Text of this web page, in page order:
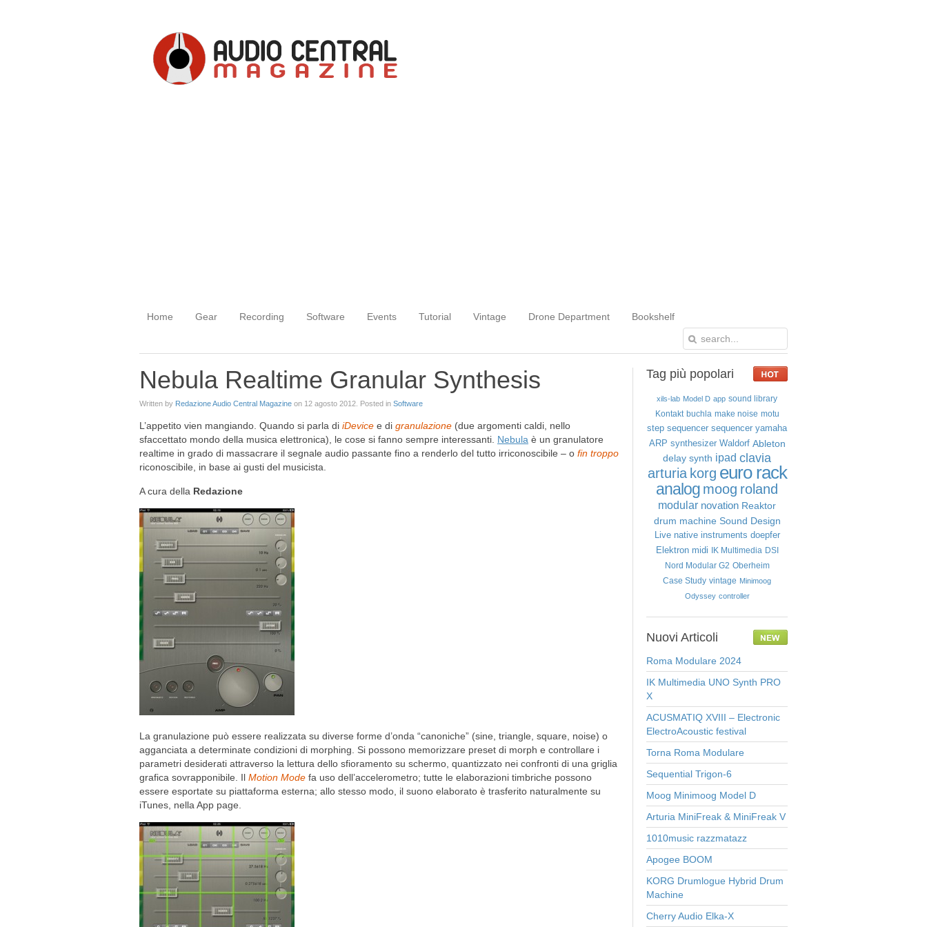
Home Gear Recording Software Events Tutorial Vintage Drone Department Bookshelf
Nebula Realtime Granular Synthesis
Written by Redazione Audio Central Magazine on 12 agosto 2012 . Posted in Software
L’appetito vien mangiando. Quando si parla di iDevice e di granulazione (due argomenti caldi, nello
sfaccettato mondo della musica elettronica), le cose si fanno sempre interessanti. Nebula è un granulatore
realtime in grado di massacrare il segnale audio passante fino a renderlo del tutto irriconoscibile – o fin troppo
riconoscibile, in base ai gusti del musicista.
A cura della Redazione
La granulazione può essere realizzata su diverse forme d’onda “canoniche” (sine, triangle, square, noise) o
agganciata a determinate condizioni di morphing. Si possono memorizzare preset di morph e controllare i
parametri desiderati attraverso la lettura dello sfioramento su schermo, quantizzato nei confronti di una griglia
grafica sovrapponibile. Il Motion Mode fa uso dell’accelerometro; tutte le elaborazioni timbriche possono
essere esportate su piattaforma esterna; allo stesso modo, il suono elaborato è trasferito naturalmente su
iTunes, nella App page.
Tag più popolari
xils-lab Model D app sound library
Kontakt buchla make noise motu
step sequencer sequencer yamaha
ARP synthesizer Waldorf Ableton
delay synth ipad clavia
arturia korg euro rack
analog moog roland
modular novation Reaktor
drum machine Sound Design
Live native instruments doepfer
Elektron midi IK Multimedia DSI
Nord Modular G2 Oberheim
Case Study vintage Minimoog
Odyssey controller
Nuovi Articoli
Roma Modulare 2024
IK Multimedia UNO Synth PRO
X
ACUSMATIQ XVIII – Electronic
ElectroAcoustic festival
Torna Roma Modulare
Sequential Trigon-6
Moog Minimoog Model D
Arturia MiniFreak & MiniFreak V
1010music razzmatazz
Apogee BOOM
KORG Drumlogue Hybrid Drum
Machine
Cherry Audio Elka-X